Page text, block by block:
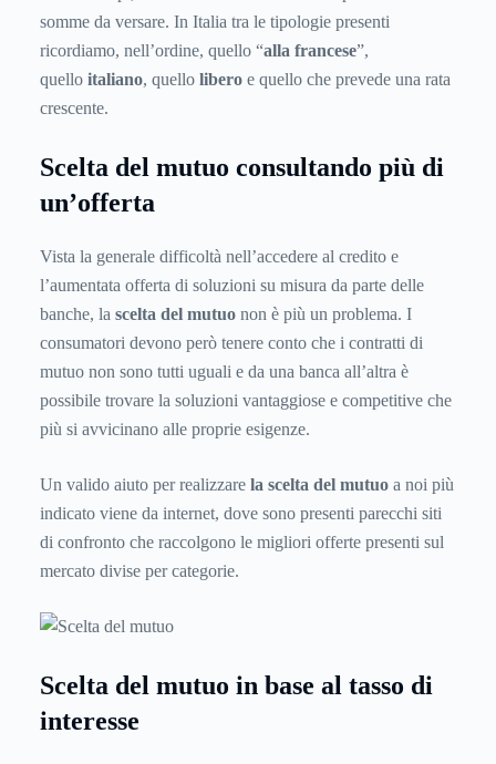
somme da versare. In Italia tra le tipologie presenti
ricordiamo, nell’ordine, quello “alla francese”,
quello italiano, quello libero e quello che prevede una rata
crescente.
Scelta del mutuo consultando più di
un’offerta
Vista la generale difficoltà nell’accedere al credito e
l’aumentata offerta di soluzioni su misura da parte delle
banche, la scelta del mutuo non è più un problema. I
consumatori devono però tenere conto che i contratti di
mutuo non sono tutti uguali e da una banca all’altra è
possibile trovare la soluzioni vantaggiose e competitive che
più si avvicinano alle proprie esigenze.
Un valido aiuto per realizzare la scelta del mutuo a noi più
indicato viene da internet, dove sono presenti parecchi siti
di confronto che raccolgono le migliori offerte presenti sul
mercato divise per categorie.
Scelta del mutuo in base al tasso di
interesse